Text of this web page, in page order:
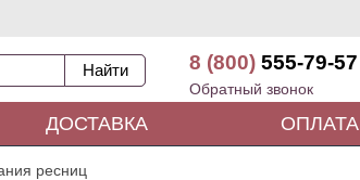
8 (800) 555-79-57
Обратный звонок
ДОСТАВКА ОПЛАТА
ресниц